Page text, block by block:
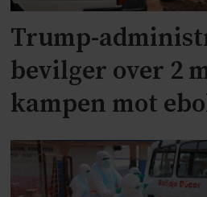
Trump-
bevilger over 2
kampen mot